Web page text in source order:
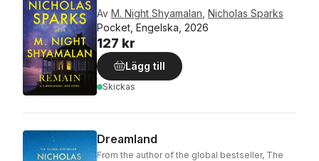
Av M. Night Shyamalan Nicholas Sparks
Pocket, Engelska, 2026
127 kr
Lägg till
Skickas
Dreamland
From the author of the global bestseller, The